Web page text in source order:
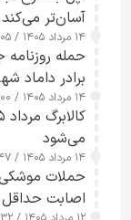
آسان‌تر می‌کند
۱۴ مرداد ۱۴۰۵ / ۱۰:۰۵
حمله
برادر داماد
۱۴ مرداد ۱۴۰۵ / ۰۸:۰۰
می‌شود
۱۴ مرداد ۱۴۰۵ / ۰۷:۴۷
حملات موشکی
اصابت حداقل ۳۰ موشک بالستیک+ ویدیو